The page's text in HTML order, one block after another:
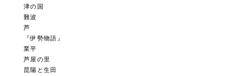
津の国
難波
芦
『伊勢物語』
業平
芦屋の里
昆陽と生田